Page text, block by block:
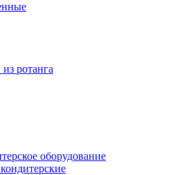
ротанга
оборудование